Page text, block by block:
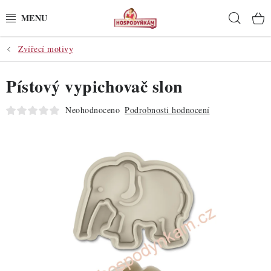
na
POTŘEBY
POMŮCKY
SUROVINY
Zvířecí motivy
Pístový vypichovač slon
Neohodnoceno Podrobnosti hodnocení